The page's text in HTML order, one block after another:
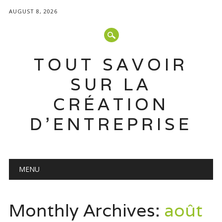
AUGUST 8, 2026
TOUT SAVOIR
SUR LA
CRÉATION
D'ENTREPRISE
Main menu
MENU
Monthly Archives: août